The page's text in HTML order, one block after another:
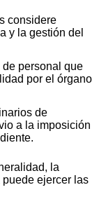
considere
y la gestión del
personal que
por el órgano
de
a la imposición
la
ejercer las